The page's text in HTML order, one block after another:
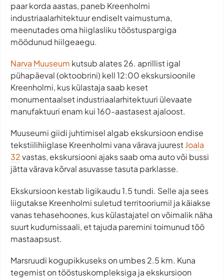
paar korda aastas, paneb Kreenholmi
industriaalarhitektuur endiselt vaimustuma,
meenutades oma hiiglasliku tööstuspargiga
möödunud hiilgeaegu.
Narva Muuseum kutsub alates 26. aprillist igal
pühapäeval (oktoobrini) kell 12:00 ekskursioonile
Kreenholmi, kus külastaja saab keset
monumentaalset industriaalarhitektuuri ülevaate
manufaktuuri enam kui 160-aastasest ajaloost.
Muuseumi giidi juhtimisel algab ekskursioon endise
tekstiilihiiglase Kreenholmi vana värava juurestJoala
32vastas, ekskursiooni ajaks saab oma auto või bussi
jätta värava kõrval asuvasse tasuta parklasse.
Ekskursioon kestab ligikaudu 1.5 tundi. Selle aja sees
liigutakse Kreenholmi suletud territooriumil ja käiakse
vanas tehasehoones, kus külastajatel on võimalik näha
suurt kudumissaali, et tajuda paremini toimunud töö
mastaapsust.
Marsruudi kogupikkuseks on umbes 2.5 km. Kuna
tegemist on tööstuskompleksiga ja ekskursioon